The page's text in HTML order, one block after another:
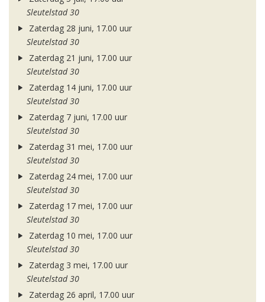
Sleutelstad 30
Zaterdag 28 juni, 17.00 uur
Sleutelstad 30
Zaterdag 21 juni, 17.00 uur
Sleutelstad 30
Zaterdag 14 juni, 17.00 uur
Sleutelstad 30
Zaterdag 7 juni, 17.00 uur
Sleutelstad 30
Zaterdag 31 mei, 17.00 uur
Sleutelstad 30
Zaterdag 24 mei, 17.00 uur
Sleutelstad 30
Zaterdag 17 mei, 17.00 uur
Sleutelstad 30
Zaterdag 10 mei, 17.00 uur
Sleutelstad 30
Zaterdag 3 mei, 17.00 uur
Sleutelstad 30
Zaterdag 26 april, 17.00 uur